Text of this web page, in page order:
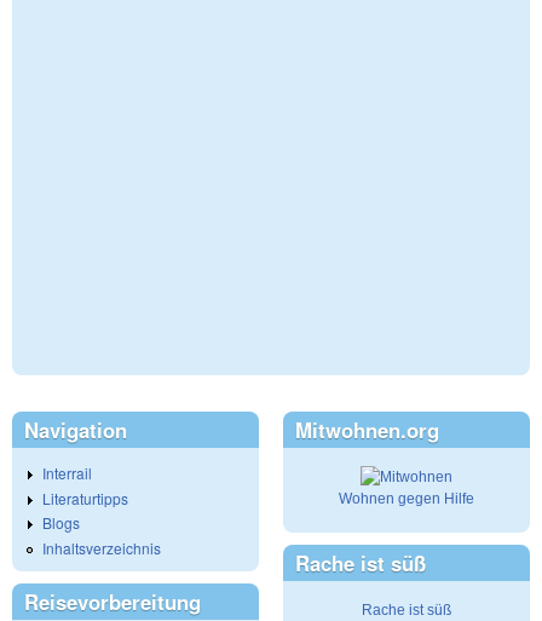
Navigation
Interrail
Literaturtipps
Blogs
Inhaltsverzeichnis
Reisevorbereitung
Mitwohnen.org
Wohnen gegen Hilfe
Rache ist süß
Rache ist süß